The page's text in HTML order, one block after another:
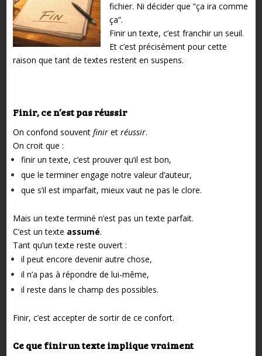
fichier. Ni décider que “ça ira comme
ça”.
Finir un texte, c’est franchir un seuil.
Et c’est précisément pour cette
raison que tant de textes restent en suspens.
Finir, ce n’est pas réussir
On confond souvent finiret réussir.
On croit que :
finir un texte, c’est prouver qu’il est bon,
que le terminer engage notre valeur d’auteur,
que s’il est imparfait, mieux vaut ne pas le clore.
Mais un texte terminé n’est pas un texte parfait.
C’est un texte assumé.
Tant qu’un texte reste ouvert :
il peut encore devenir autre chose,
il n’a pas à répondre de lui-même,
il reste dans le champ des possibles.
Finir, c’est accepter de sortir de ce confort.
Ce que finir un texte implique vraiment